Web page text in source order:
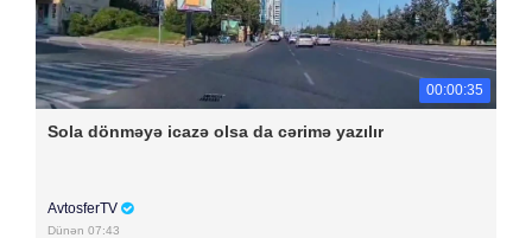
00:00:35
Sola dönməyə icazə olsa da cərimə yazılır
AvtosferTV
Dünən 07:43